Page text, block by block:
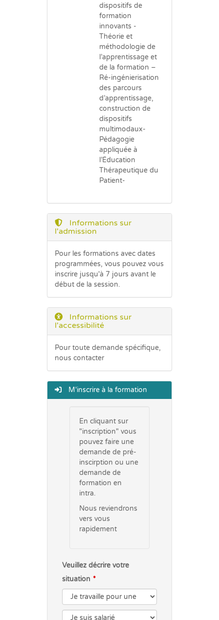
dispositifs de
formation
innovants -
Théorie et
méthodologie de
l’apprentissage et
de la formation –
Ré-ingénierisation
des parcours
d’apprentissage,
construction de
dispositifs
multimodaux-
Pédagogie
appliquée à
l’Éducation
Thérapeutique du
Patient-
Informations sur
l'admission
Pour les formations avec dates
programmées, vous pouvez vous
inscrire jusqu'à 7 jours avant le
début de la session.
Informations sur
l'accessibilité
Pour toute demande spécifique,
nous contacter
M'inscrire à la formation
En cliquant sur
"inscription" vous
pouvez faire une
demande de pré-
inscirption ou une
demande de
formation en
intra.
Nous reviendrons
vers vous
rapidement
Veuillez décrire votre
situation